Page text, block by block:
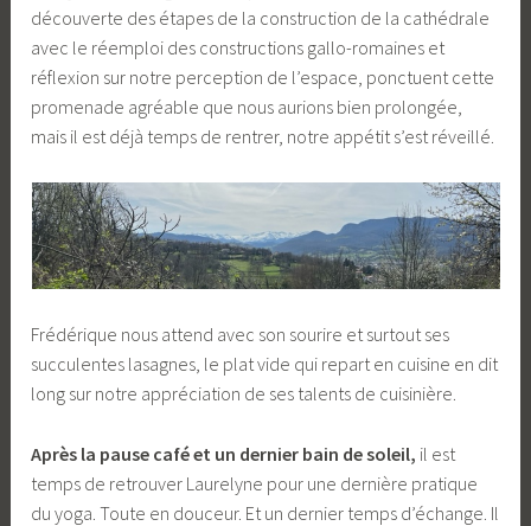
découverte des étapes de la construction de la cathédrale
avec le réemploi des constructions gallo-romaines et
réflexion sur notre perception de l’espace, ponctuent cette
promenade agréable que nous aurions bien prolongée,
mais il est déjà temps de rentrer, notre appétit s’est réveillé.
Frédérique nous attend avec son sourire et surtout ses
succulentes lasagnes, le plat vide qui repart en cuisine en dit
long sur notre appréciation de ses talents de cuisinière.
Après la pause café et un dernier bain de soleil, il est
temps de retrouver Laurelyne pour une dernière pratique
du yoga. Toute en douceur. Et un dernier temps d’échange. Il